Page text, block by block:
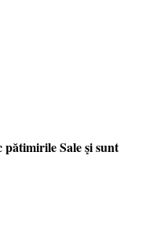
Sale şi sunt